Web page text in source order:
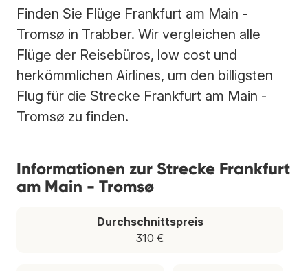
Finden Sie Flüge Frankfurt am Main -
Tromsø in Trabber. Wir vergleichen alle
Flüge der Reisebüros, low cost und
herkömmlichen Airlines, um den billigsten
Flug für die Strecke Frankfurt am Main -
Tromsø zu finden.
Informationen zur Strecke Frankfurt
am Main - Tromsø
Durchschnittspreis
310 €